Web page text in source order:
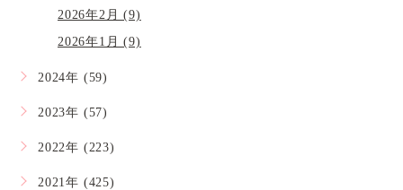
2026年2月 (9)
2026年1月 (9)
2024年 (59)
2023年 (57)
2022年 (223)
2021年 (425)